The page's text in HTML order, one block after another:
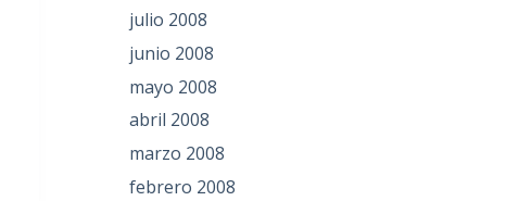
julio 2008
junio 2008
mayo 2008
abril 2008
marzo 2008
febrero 2008